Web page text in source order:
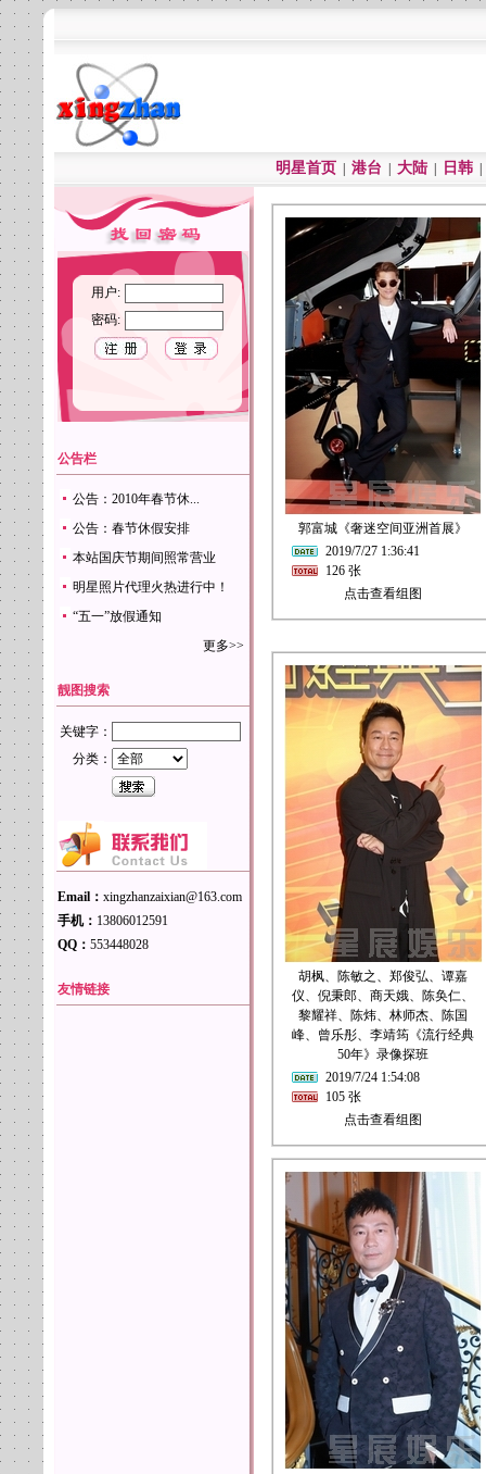
明星首页 港台 大陆 日韩
用户:
密码:
公告栏
公告：2010年春节休...
公告：春节休假安排
本站国庆节期间照常营业
明星照片代理火热进行中！
“五一”放假通知
更多>>
靓图搜索
关键字：
分类：
Email： xingzhanzaixian@163.com
手机： 13806012591
QQ： 553448028
友情链接
郭富城《奢迷空间亚洲首展》
2019/7/27 1:36:41
126 张
点击查看组图
胡枫、陈敏之、郑俊弘、谭嘉
仪、倪秉郎、商天娥、陈奂仁、
黎耀祥、陈炜、林师杰、陈国
峰、曾乐彤、李靖筠《流行经典
50年》录像探班
2019/7/24 1:54:08
105 张
点击查看组图